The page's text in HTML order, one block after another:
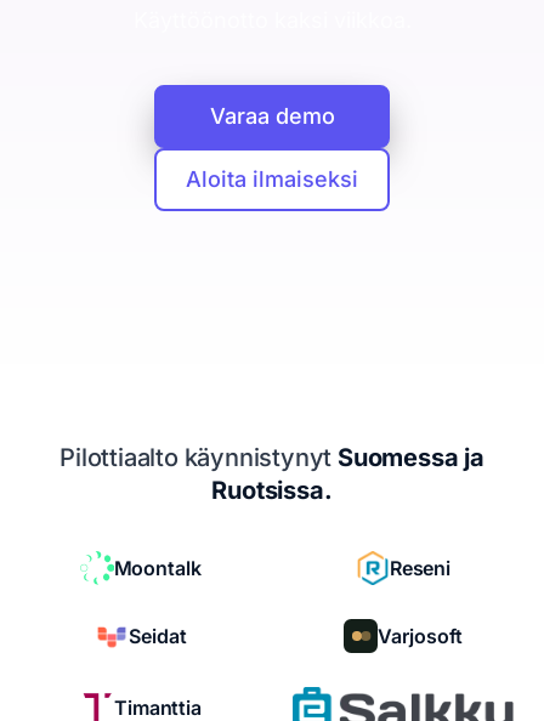
Booking Agent
Chat-keskustelusta myyjän kalenteriin
Varaa demo
Aloita ilmaiseksi
Pilottiaalto käynnistynyt Suomessa ja
Ruotsissa.
Moontalk Reseni
Seidat Varjosoft
Timanttia